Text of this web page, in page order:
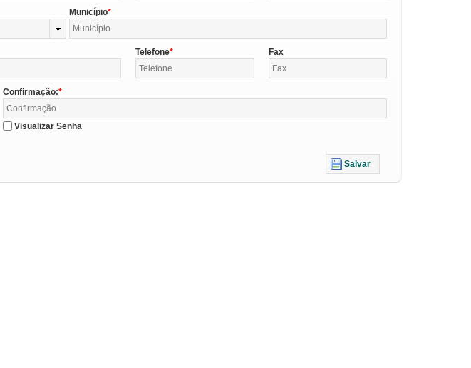
Município
Telefone Fax
Confirmação:
Visualizar Senha
Salvar